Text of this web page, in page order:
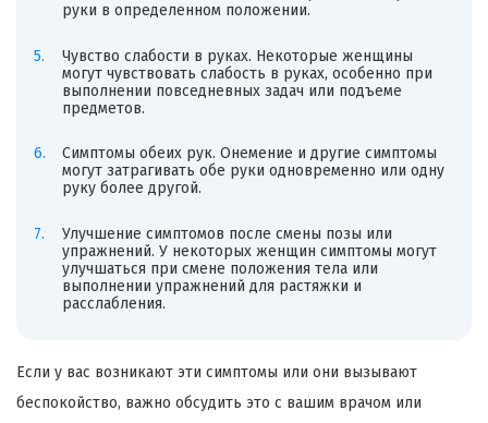
руки в определенном положении.
Чувство слабости в руках. Некоторые женщины
могут чувствовать слабость в руках, особенно при
выполнении повседневных задач или подъеме
предметов.
Симптомы обеих рук. Онемение и другие симптомы
могут затрагивать обе руки одновременно или одну
руку более другой.
Улучшение симптомов после смены позы или
упражнений. У некоторых женщин симптомы могут
улучшаться при смене положения тела или
выполнении упражнений для растяжки и
расслабления.
Если у вас возникают эти симптомы или они вызывают
беспокойство, важно обсудить это с вашим врачом или